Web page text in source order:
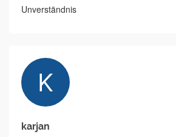
Unverständnis
karjan